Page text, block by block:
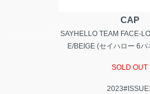
CAP
SAYHELLO TEAM FACE-
E/BEIGE (セイハロー 6
SOLD OUT